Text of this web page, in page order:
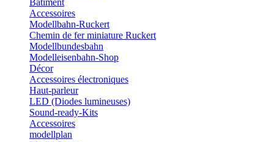
Bâtiment
Accessoires
Modellbahn-Ruckert
Chemin de fer miniature Ruckert
Modellbundesbahn
Modelleisenbahn-Shop
Décor
Accessoires électroniques
Haut-parleur
LED (Diodes lumineuses)
Sound-ready-Kits
Accessoires
modellplan